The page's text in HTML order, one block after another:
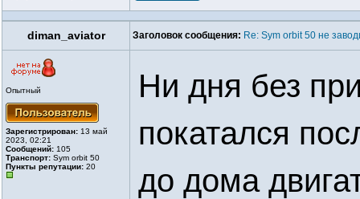
diman_aviator Заголовок сообщения: Re: Sym orbit 50 не
Опытный
Зарегистрирован: 13 май
2023, 02:21
Сообщений: 105
Транспорт: Sym orbit 50
Пункты репутации: 20
Ни дня без
покатался
до дома